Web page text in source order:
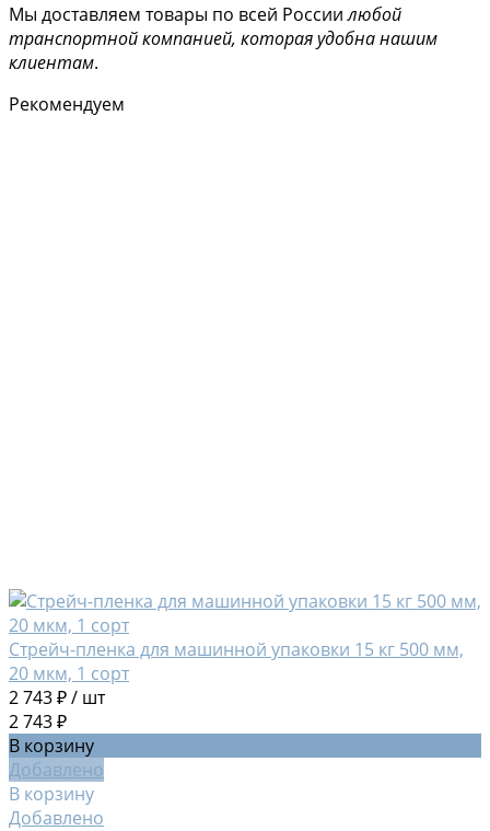
Мы доставляем товары по всей Россиилюбой
транспортной компанией, которая удобна нашим
клиентам.
Рекомендуем
Стрейч-пленка для машинной упаковки 15 кг 500 мм,
20 мкм, 1 сорт
2 743 ₽/ шт
2 743 ₽
В корзину
Добавлено
В корзину
Добавлено